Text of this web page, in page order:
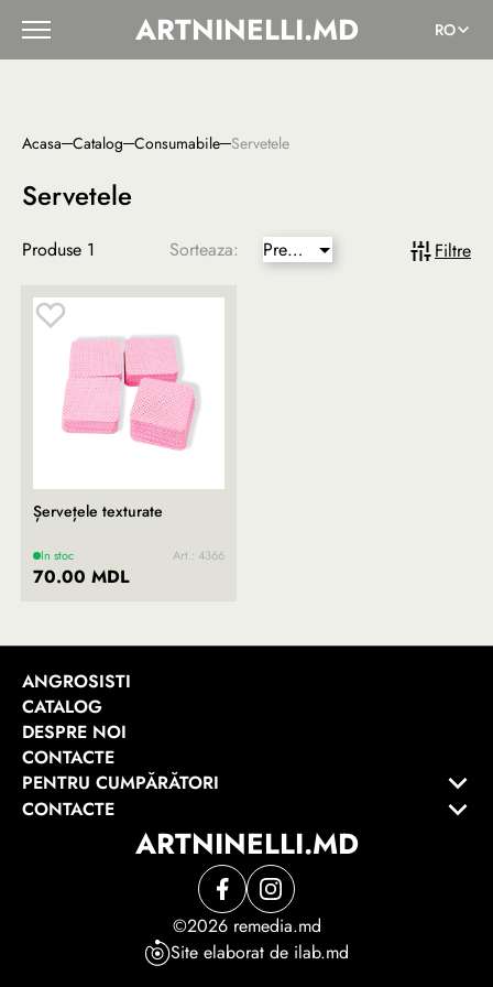
ARTNINELLI.MD RO
Acasa Catalog Сonsumabile Servetele
Servetele
Produse 1 Sorteaza:
Pret
mai
Filtre
Șervețele texturate
In stoc Art.: 4366
70.00 MDL
ARTNINELLI.MD
©2026 remedia.md
Site elaborat de ilab.md
ANGROSISTI
CATALOG
DESPRE NOI
CONTACTE
PENTRU CUMPĂRĂTORI
CONTACTE